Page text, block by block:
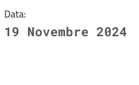
Data:
19 Novembre 2024